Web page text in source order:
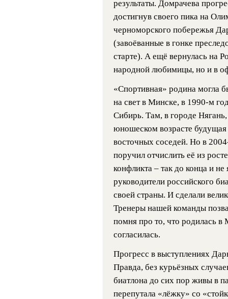
результаты. Домрачева
достигнув своего пика на
черноморского побережья
(завоёванные в гонке
старте). А ещё вернулась на
народной любимицы, но и в
«Спортивная» родина могла
на свет в Минске, в 1990-м
Сибирь. Там, в городе
юношеском возрасте
восточных соседей. Но в
поручил отчислить её из
конфликта – так до конца и
руководители российского
своей страны. И сделали
Тренеры нашей команды
помня про то, что родилась в
согласилась.
Прогресс в выступлениях
Правда, без курьёзных
биатлона до сих пор живы в
перепутала «лёжку» со